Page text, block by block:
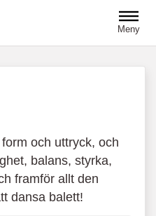
Meny
och uttryck, och
balans, styrka,
framför allt den
dansa balett!